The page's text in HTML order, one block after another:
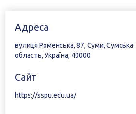
Адреса
вулиця Роменська, 87, Суми, Сумська
область, Україна, 40000
Сайт
https://sspu.edu.ua/